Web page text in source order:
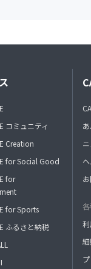
コミュニティ
Creation
for Social Good
for
for Sports
ふるさと納税